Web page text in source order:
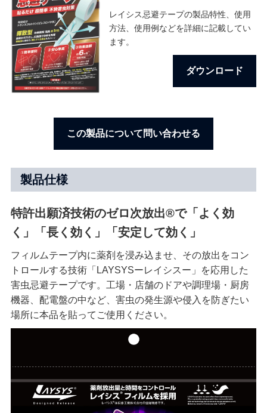
レイシス忌避テープの製品特性、使用
方法、使用例などを詳細に記載してい
ます。
ダウンロード
この製品について問い合わせる
製品仕様
特許出願済技術のゼロ次放出®で「よく効
く」「長く効く」「安定して効く」
フィルムテープ内に薬剤を浸み込ませ、その放出をコン
トロールする技術「LAYSYSーレイシスー」を応用した
害虫忌避テープです。工場・店舗のドアや調理場・厨房
機器、配電盤の中など、害虫の発生源や侵入を防ぎたい
場所に本品を貼ってご使用ください。